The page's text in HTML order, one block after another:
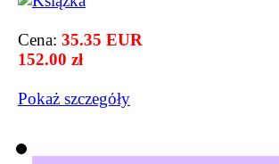
Cena: 35.35 EUR
152.00 zł
Pokaż szczegόły